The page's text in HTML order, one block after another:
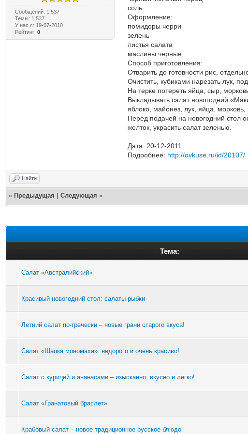
Сообщений: 1,537
Темы: 1,537
У нас с: 19-07-2010
Рейтинг:0
соль
Оформление:
помидоры черри
зелень
листья салата
маслины черные
Способ приготовления:
Отварить до готовности рис,
Очистить, кубиками нарезать лук,
На терке потереть яйца, сыр,
Выкладывать салат новогодний
яблоко, майонез, лук, яйца, морковь,
Перед подачей на новогодний стол
желток, украсить салат зеленью.
Дата: 20-12-2011
Подробнее: http://ovkuse.ru/id/20107/
Найти
« Предыдущая Следующая »
Тема:
Салат «Австралийский»
Красивый новогодний стол: салаты-рыбки
Летний салат по-гречески – новые грани старого вкуса!
Салат «Шапка мономаха»: недорого и очень красиво!
Салат с курицей и ананасами – изысканно, вкусно и легко!
Салат «Гранатовый браслет»
Крабовый салат – новое традиционное русское блюдо